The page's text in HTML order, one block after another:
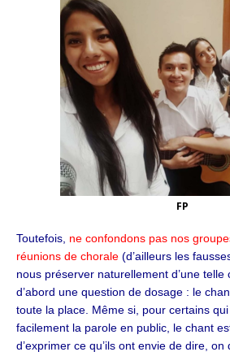
FP
Toutefois, ne confondons pas nos
réunions de chorale (d’ailleurs les
nous préserver naturellement d’une telle
d’abord une question de dosage : le
toute la place. Même si, pour certains
facilement la parole en public, le chant
d’exprimer ce qu’ils ont envie de dire,